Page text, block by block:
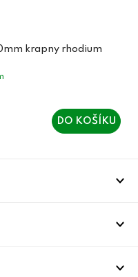
krapny rhodium
DO KOŠÍKU